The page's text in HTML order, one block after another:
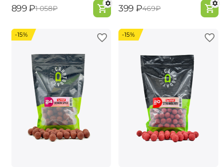
‍899‍ ₽‍1 058‍₽ ‍399‍ ₽‍469‍₽
-15% -15%